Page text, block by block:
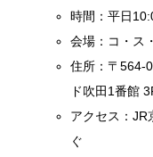
時間：平日
会場：コ・ス
住所：〒564-
ド吹田1番館
アクセス：
ぐ